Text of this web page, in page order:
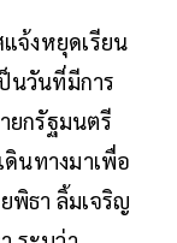
จ้งหยุดเรียน
นวันที่มีการ
ยกรัฐมนตรี
นทางมาเพื่อ
พิธา ลิ้มเจริญ